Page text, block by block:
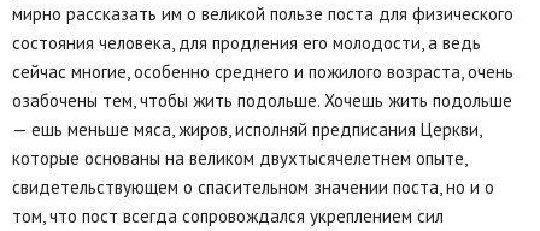
мирно рассказать им о великой пользе поста для физического
состояния человека, для продления его молодости, а ведь
сейчас многие, особенно среднего и пожилого возраста, очень
озабочены тем, чтобы жить подольше. Хочешь жить подольше
— ешь меньше мяса, жиров, исполняй предписания Церкви,
которые основаны на великом двухтысячелетнем опыте,
свидетельствующем о спасительном значении поста, но и о
том, что пост всегда сопровождался укреплением сил